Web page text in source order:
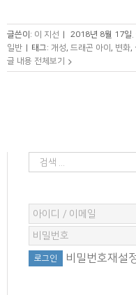
글쓴이: 이 지선 | 2018년 8월 17일.
일반 | 태그: 개성, 드래곤 아이 , 변화,
글 내용 전체보기
비밀번호재설